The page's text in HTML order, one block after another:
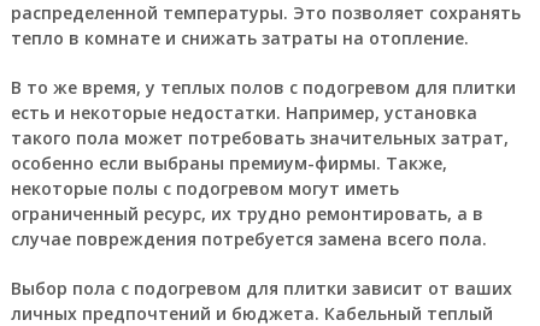
распределенной температуры. Это позволяет сохранять
тепло в комнате и снижать затраты на отопление.
В то же время, у теплых полов с подогревом для плитки
есть и некоторые недостатки. Например, установка
такого пола может потребовать значительных затрат,
особенно если выбраны премиум-фирмы. Также,
некоторые полы с подогревом могут иметь
ограниченный ресурс, их трудно ремонтировать, а в
случае повреждения потребуется замена всего пола.
Выбор пола с подогревом для плитки зависит от ваших
личных предпочтений и бюджета. Кабельный теплый